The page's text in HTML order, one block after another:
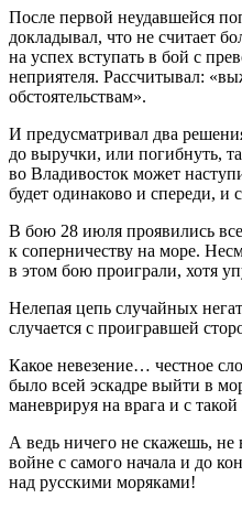
После первой неудавшейся
докладывал, что не считает
на успех вступать в бой с
неприятеля. Рассчитывал:
обстоятельствам».
И предусматривал два
до выручки, или погибнуть,
во Владивосток может
будет одинаково и спереди, и
В бою 28 июля проявились
к соперничеству на море.
в этом бою проиграли, хотя
Нелепая цепь случайных
случается с проигравшей
Какое невезение… честное
было всей эскадре выйти в
маневрируя на врага и с
А ведь ничего не скажешь,
войне с самого начала и до
над русскими моряками!